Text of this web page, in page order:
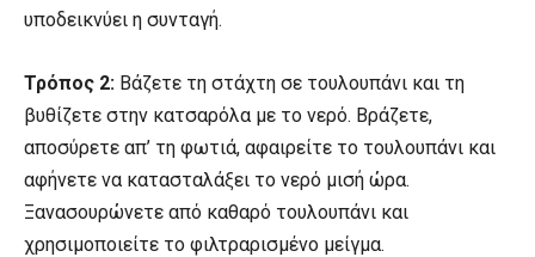
υποδεικνύει η συνταγή.
Τρόπος 2: Βάζετε τη στάχτη σε τουλουπάνι και τη
βυθίζετε στην κατσαρόλα με το νερό. Βράζετε,
αποσύρετε απ’ τη φωτιά, αφαιρείτε το τουλουπάνι και
αφήνετε να κατασταλάξει το νερό μισή ώρα.
Ξανασουρώνετε από καθαρό τουλουπάνι και
χρησιμοποιείτε το φιλτραρισμένο μείγμα.